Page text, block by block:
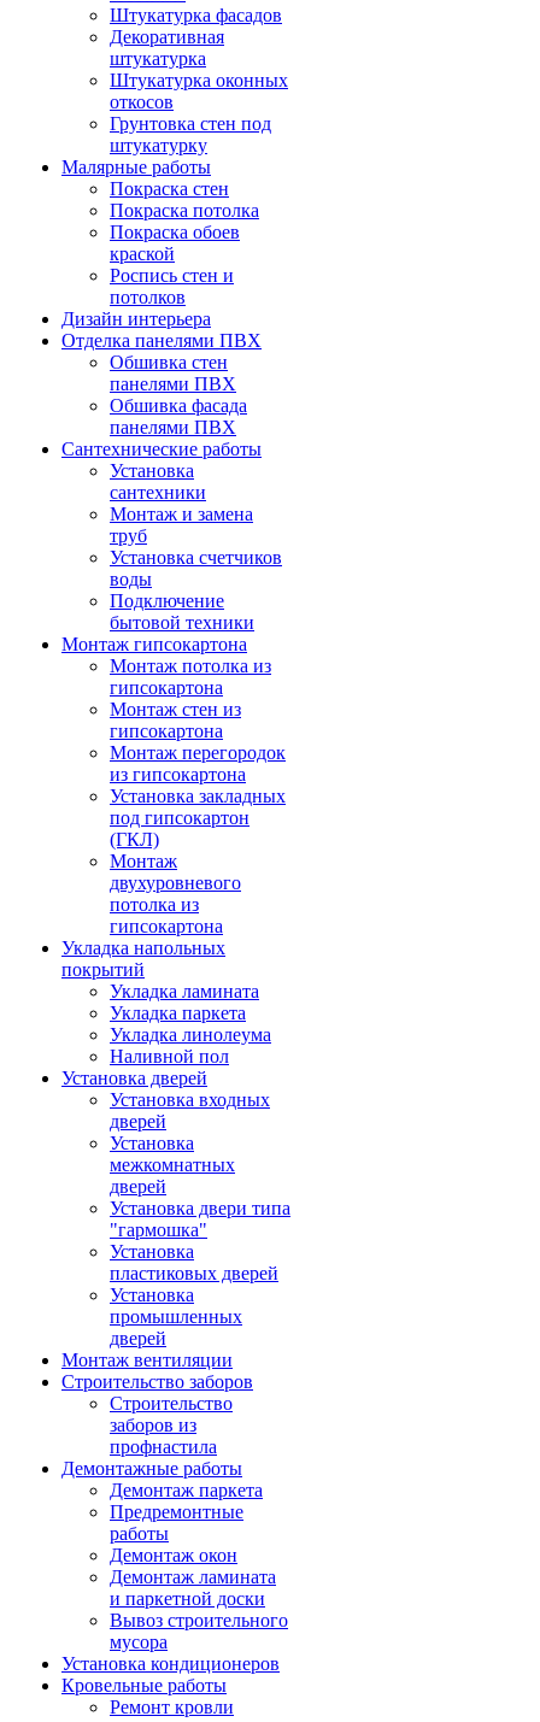
Штукатурка фасадов
Декоративная
штукатурка
Штукатурка оконных
откосов
Грунтовка стен под
штукатурку
Малярные работы
Покраска стен
Покраска потолка
Покраска обоев
краской
Роспись стен и
потолков
Дизайн интерьера
Отделка панелями ПВХ
Обшивка стен
панелями ПВХ
Обшивка фасада
панелями ПВХ
Сантехнические работы
Установка
сантехники
Монтаж и замена
труб
Установка счетчиков
воды
Подключение
бытовой техники
Монтаж гипсокартона
Монтаж потолка из
гипсокартона
Монтаж стен из
гипсокартона
Монтаж перегородок
из гипсокартона
Установка закладных
под гипсокартон
(ГКЛ)
Монтаж
двухуровневого
потолка из
гипсокартона
Укладка напольных
покрытий
Укладка ламината
Укладка паркета
Укладка линолеума
Наливной пол
Установка дверей
Установка входных
дверей
Установка
межкомнатных
дверей
Установка двери типа
"гармошка"
Установка
пластиковых дверей
Установка
промышленных
дверей
Монтаж вентиляции
Строительство заборов
Строительство
заборов из
профнастила
Демонтажные работы
Демонтаж паркета
Предремонтные
работы
Демонтаж окон
Демонтаж ламината
и паркетной доски
Вывоз строительного
мусора
Установка кондиционеров
Кровельные работы
Ремонт кровли